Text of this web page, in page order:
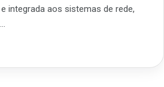
integrada aos sistemas de rede,